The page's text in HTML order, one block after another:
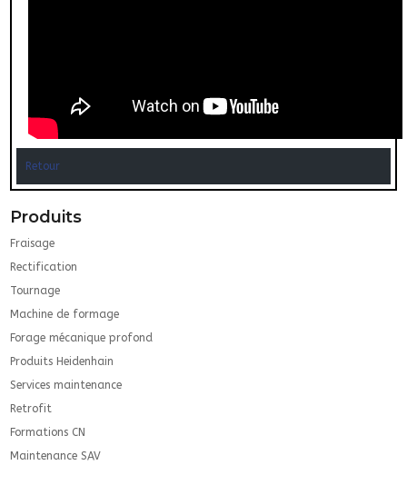
Retour
Produits
Fraisage
Rectification
Tournage
Machine de formage
Forage mécanique profond
Produits Heidenhain
Services maintenance
Retrofit
Formations CN
Maintenance SAV